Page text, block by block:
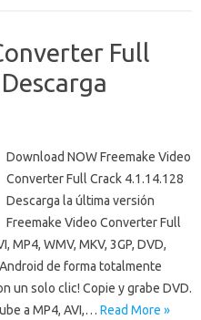
Full
Download NOW Freemake Video
Converter Full Crack 4.1.14.128
Descarga la última versión
Freemake Video Converter Full
MP4, WMV, MKV, 3GP, DVD,
de forma totalmente
un solo clic! Copie y grabe DVD.
a MP4, AVI,… Read More »